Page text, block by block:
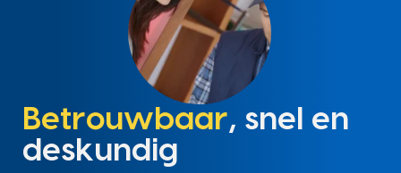
Betrouwbaar, snel en
deskundig